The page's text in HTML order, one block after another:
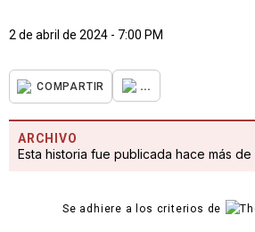
2 de abril de 2024 - 7:00 PM
COMPARTIR ...
ARCHIVO
Esta historia fue publicada hace más de
Se adhiere a los criterios de